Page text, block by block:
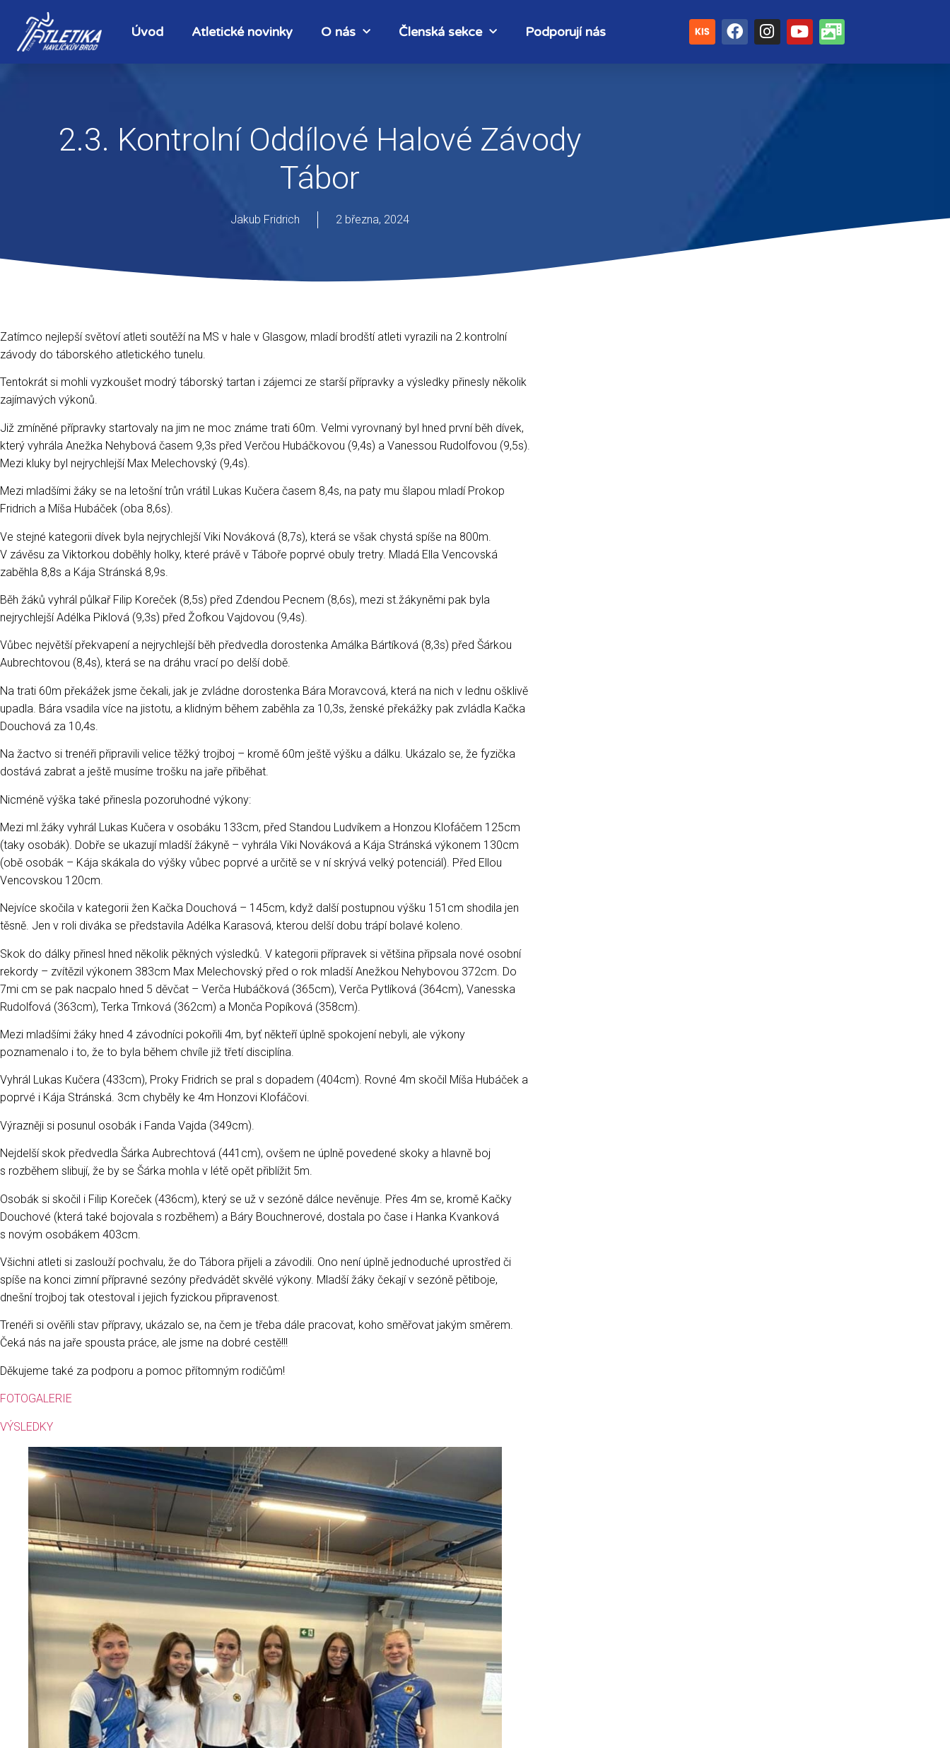
Úvod Atletické novinky O nás Členská sekce Podporují nás
2.3. Kontrolní Oddílové Halové Závody
Tábor
Jakub Fridrich 2 března, 2024
Zatímco nejlepší světoví atleti soutěží na MS v hale v Glasgow, mladí brodští atleti vyrazili na 2.kontrolní
závody do táborského atletického tunelu.
Tentokrát si mohli vyzkoušet modrý táborský tartan i zájemci ze starší přípravky a výsledky přinesly několik
zajímavých výkonů.
Již zmíněné přípravky startovaly na jim ne moc známe trati 60m. Velmi vyrovnaný byl hned první běh dívek,
který vyhrála Anežka Nehybová časem 9,3s před Verčou Hubáčkovou (9,4s) a Vanessou Rudolfovou (9,5s).
Mezi kluky byl nejrychlejší Max Melechovský (9,4s).
Mezi mladšími žáky se na letošní trůn vrátil Lukas Kučera časem 8,4s, na paty mu šlapou mladí Prokop
Fridrich a Míša Hubáček (oba 8,6s).
Ve stejné kategorii dívek byla nejrychlejší Viki Nováková (8,7s), která se však chystá spíše na 800m.
V závěsu za Viktorkou doběhly holky, které právě v Táboře poprvé obuly tretry. Mladá Ella Vencovská
zaběhla 8,8s a Kája Stránská 8,9s.
Běh žáků vyhrál půlkař Filip Koreček (8,5s) před Zdendou Pecnem (8,6s), mezi st.žákyněmi pak byla
nejrychlejší Adélka Piklová (9,3s) před Žofkou Vajdovou (9,4s).
Vůbec největší překvapení a nejrychlejší běh předvedla dorostenka Amálka Bártíková (8,3s) před Šárkou
Aubrechtovou (8,4s), která se na dráhu vrací po delší době.
Na trati 60m překážek jsme čekali, jak je zvládne dorostenka Bára Moravcová, která na nich v lednu ošklivě
upadla. Bára vsadila více na jistotu, a klidným během zaběhla za 10,3s, ženské překážky pak zvládla Kačka
Douchová za 10,4s.
Na žactvo si trenéři připravili velice těžký trojboj – kromě 60m ještě výšku a dálku. Ukázalo se, že fyzička
dostává zabrat a ještě musíme trošku na jaře přiběhat.
Nicméně výška také přinesla pozoruhodné výkony:
Mezi ml.žáky vyhrál Lukas Kučera v osobáku 133cm, před Standou Ludvíkem a Honzou Klofáčem 125cm
(taky osobák). Dobře se ukazují mladší žákyně – vyhrála Viki Nováková a Kája Stránská výkonem 130cm
(obě osobák – Kája skákala do výšky vůbec poprvé a určitě se v ní skrývá velký potenciál). Před Ellou
Vencovskou 120cm.
Nejvíce skočila v kategorii žen Kačka Douchová – 145cm, když další postupnou výšku 151cm shodila jen
těsně. Jen v roli diváka se představila Adélka Karasová, kterou delší dobu trápí bolavé koleno.
Skok do dálky přinesl hned několik pěkných výsledků. V kategorii přípravek si většina připsala nové osobní
rekordy – zvítězil výkonem 383cm Max Melechovský před o rok mladší Anežkou Nehybovou 372cm. Do
7mi cm se pak nacpalo hned 5 děvčat – Verča Hubáčková (365cm), Verča Pytlíková (364cm), Vanesska
Rudolfová (363cm), Terka Trnková (362cm) a Monča Popíková (358cm).
Mezi mladšími žáky hned 4 závodníci pokořili 4m, byť někteří úplně spokojení nebyli, ale výkony
poznamenalo i to, že to byla během chvíle již třetí disciplína.
Vyhrál Lukas Kučera (433cm), Proky Fridrich se pral s dopadem (404cm). Rovné 4m skočil Míša Hubáček a
poprvé i Kája Stránská. 3cm chyběly ke 4m Honzovi Klofáčovi.
Výrazněji si posunul osobák i Fanda Vajda (349cm).
Nejdelší skok předvedla Šárka Aubrechtová (441cm), ovšem ne úplně povedené skoky a hlavně boj
s rozběhem slibují, že by se Šárka mohla v létě opět přiblížit 5m.
Osobák si skočil i Filip Koreček (436cm), který se už v sezóně dálce nevěnuje. Přes 4m se, kromě Kačky
Douchové (která také bojovala s rozběhem) a Báry Bouchnerové, dostala po čase i Hanka Kvanková
s novým osobákem 403cm.
Všichni atleti si zaslouží pochvalu, že do Tábora přijeli a závodili. Ono není úplně jednoduché uprostřed či
spíše na konci zimní přípravné sezóny předvádět skvělé výkony. Mladší žáky čekají v sezóně pětiboje,
dnešní trojboj tak otestoval i jejich fyzickou připravenost.
Trenéři si ověřili stav přípravy, ukázalo se, na čem je třeba dále pracovat, koho směřovat jakým směrem.
Čeká nás na jaře spousta práce, ale jsme na dobré cestě!!!
Děkujeme také za podporu a pomoc přítomným rodičům!
FOTOGALERIE
VÝSLEDKY